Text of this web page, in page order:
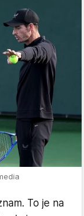
To je na